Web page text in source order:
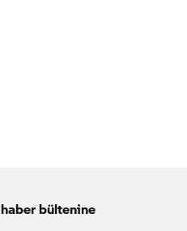
haber bültenine